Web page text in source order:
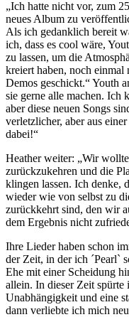
„Ich hatte nicht vor, zum
neues Album zu
Als ich gedanklich bereit
ich, dass es cool wäre,
zu lassen, um die
kreiert haben, noch einmal
Demos geschickt.“ Youth
sie gerne alle machen. Ich
aber diese neuen Songs
verletzlicher, aber aus
dabei!“
Heather weiter: „Wir
zurückzukehren und die
klingen lassen. Ich denke,
wieder wie von selbst zu
zurückkehrt sind, den wir
dem Ergebnis nicht
Ihre Lieder haben schon
der Zeit, in der ich ´Pearl`
Ehe mit einer Scheidung
allein. In dieser Zeit spürte
Unabhängigkeit und eine
dann verliebte ich mich